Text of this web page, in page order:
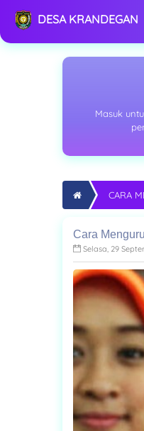
DESA KRANDEGAN
Masuk
CARA
Cara
Selasa, 29